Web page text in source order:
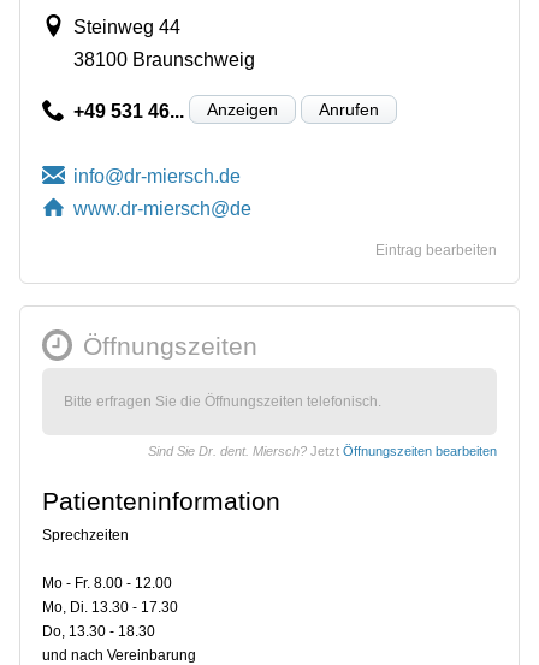
Steinweg 44
38100 Braunschweig
+49 531 46... Anzeigen Anrufen
www.dr-miersch@de
Eintrag bearbeiten
Öffnungszeiten
Bitte erfragen Sie die Öffnungszeiten telefonisch.
Sind Sie Dr. dent. Miersch? Jetzt Öffnungszeiten bearbeiten
Patienteninformation
Sprechzeiten
Mo - Fr. 8.00 - 12.00
Mo, Di. 13.30 - 17.30
Do, 13.30 - 18.30
und nach Vereinbarung